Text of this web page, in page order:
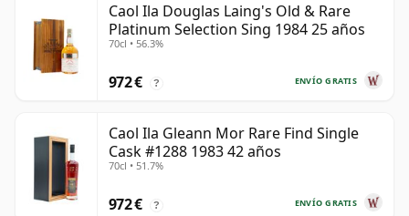
Caol Ila Douglas Laing's Old & Rare
Platinum Selection Sing 1984 25 años
70cl • 56.3%
ENVÍO GRATIS
972 € ?
Caol Ila Gleann Mor Rare Find Single
Cask #1288 1983 42 años
70cl • 51.7%
ENVÍO GRATIS
972 € ?